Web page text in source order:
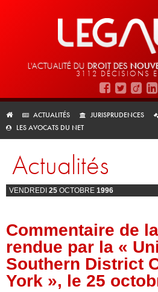
L'ACTUALITÉ DU DROIT DES
3112 DÉCISIONS
ACTUALITÉS JURISPRUDENCES
LES AVOCATS DU NET
Actualités
VENDREDI 25 OCTOBRE 1996
Commentaire de
rendue par la «
Southern District
York », le 25